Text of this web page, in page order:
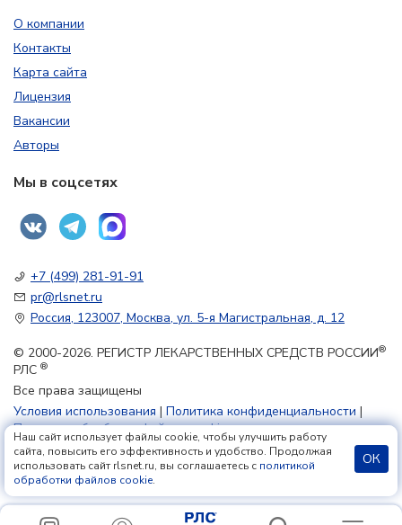
О компании
Контакты
Карта сайта
Лицензия
Вакансии
Авторы
Мы в соцсетях
+7 (499) 281-91-91
pr@rlsnet.ru
Россия, 123007, Москва, ул. 5-я Магистральная, д. 12
© 2000-2026. РЕГИСТР ЛЕКАРСТВЕННЫХ СРЕДСТВ РОССИИ®
РЛС ®
Все права защищены
Условия использования | Политика конфиденциальности |
Политика обработки файлов cookie
18+
Наш сайт использует файлы cookie, чтобы улучшить работу
сайта, повысить его эффективность и удобство. Продолжая
использовать сайт rlsnet.ru, вы соглашаетесь с политикой
обработки файлов cookie.
ОК